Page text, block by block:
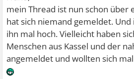
mein Thread ist nun schon über
hat sich niemand gemeldet. Und
ihn mal hoch. Vielleicht haben
Menschen aus Kassel und der
angemeldet und wollten sich